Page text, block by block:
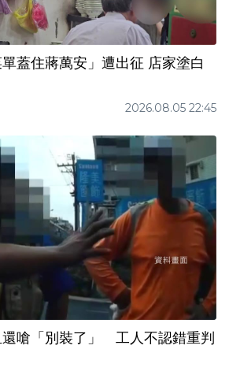
蓋住蔣萬安」遭出征 店家塗白
2026.08.05 22:45
嗆「別裝了」 工人不認錯重判